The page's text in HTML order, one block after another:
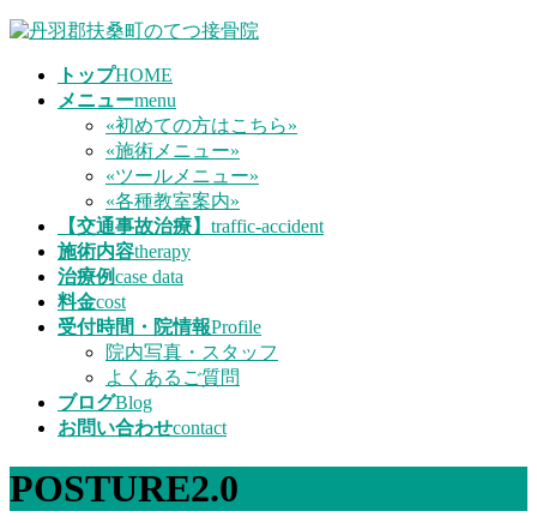
コ
ナ
トップHOME
メニューmenu
«初めての方はこちら»
«施術メニュー»
«ツールメニュー»
«各種教室案内»
【交通事故治療】 traffic-accident
施術内容therapy
治療例case data
料金cost
受付時間・院情報Profile
院内写真・スタッフ
よくあるご質問
ブログBlog
お問い合わせcontact
POSTURE2.0